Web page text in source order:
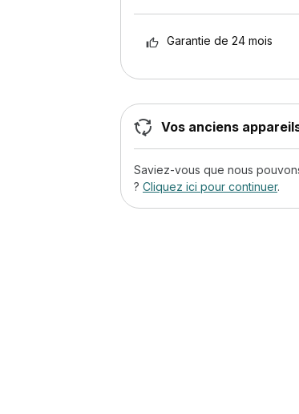
Garantie de 24 mois
Vos anciens
Saviez-vous que nous
? Cliquez ici pour continuer.